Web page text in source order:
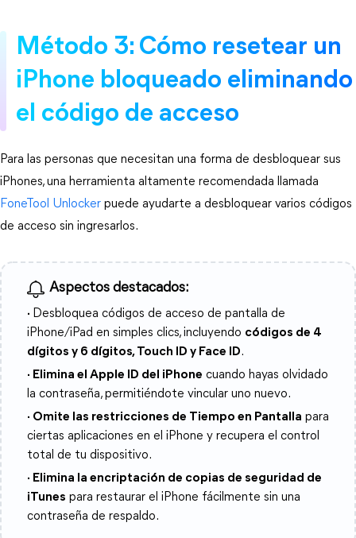
Método 3: Cómo resetear un
iPhone bloqueado eliminando
el código de acceso
Para las personas que necesitan una forma de desbloquear sus
iPhones, una herramienta altamente recomendada llamada
FoneTool Unlocker puede ayudarte a desbloquear varios códigos
de acceso sin ingresarlos.
Aspectos destacados:
· Desbloquea códigos de acceso de pantalla de
iPhone/iPad en simples clics, incluyendo códigos de 4
dígitos y 6 dígitos, Touch ID y Face ID.
· Elimina el Apple ID del iPhone cuando hayas olvidado
la contraseña, permitiéndote vincular uno nuevo.
· Omite las restricciones de Tiempo en Pantalla para
ciertas aplicaciones en el iPhone y recupera el control
total de tu dispositivo.
· Elimina la encriptación de copias de seguridad de
iTunes para restaurar el iPhone fácilmente sin una
contraseña de respaldo.